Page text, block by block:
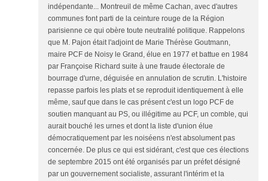
indépendante... Montreuil de même Cachan, avec d'autres
communes font parti de la ceinture rouge de la Région
parisienne ce qui obère toute neutralité politique. Rappelons
que M. Pajon était l'adjoint de Marie Thérèse Goutmann,
maire PCF de Noisy le Grand, élue en 1977 et battue en 1984
par Françoise Richard suite à une fraude électorale de
bourrage d'urne, déguisée en annulation de scrutin. L'histoire
repasse parfois les plats et se reproduit identiquement à elle
même, sauf que dans le cas présent c'est un logo PCF de
soutien manquant au PS, ou illégitime au PCF, un comble, qui
aurait bouché les urnes et dont la liste d'union élue
démocratiquement par les noiséens n'est absolument pas
concernée. De plus ce qui est sidérant, c'est que ces élections
de septembre 2015 ont été organisés par un préfet désigné
par un gouvernement socialiste, assurant l'intérim et la